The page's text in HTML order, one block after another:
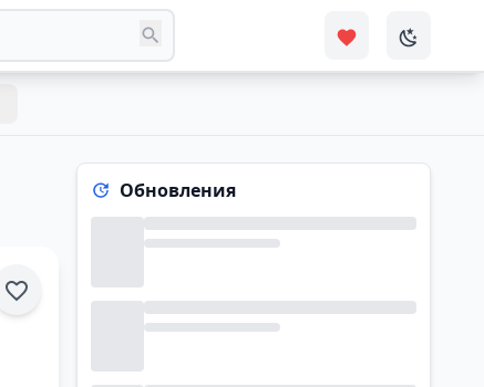
Обновления